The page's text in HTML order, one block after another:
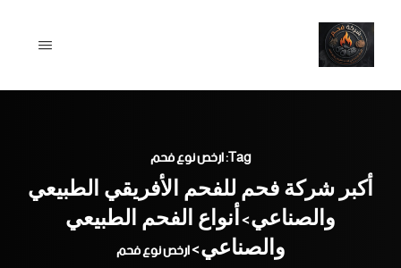
content
Tag: ارخص نوع فحم
أكبر شركة فحم للفحم الأفريقي الطبيعي
والصناعي>أنواع الفحم الطبيعي
والصناعي>ارخص نوع فحم